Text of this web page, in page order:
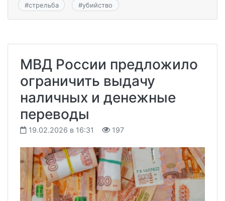
#стрельба #убийство
МВД России предложило
ограничить выдачу
наличных и денежные
переводы
19.02.2026 в 16:31 197